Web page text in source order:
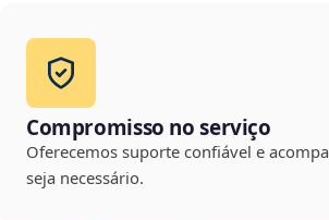
Compromisso no serviço
Oferecemos suporte confiável e
seja necessário.